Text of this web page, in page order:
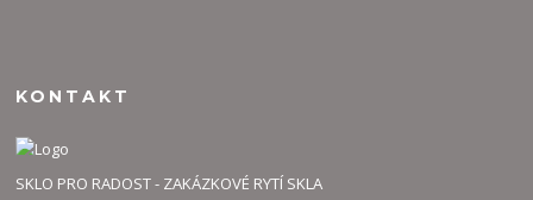
KONTAKT
SKLO PRO RADOST - ZAKÁZKOVÉ RYTÍ SKLA